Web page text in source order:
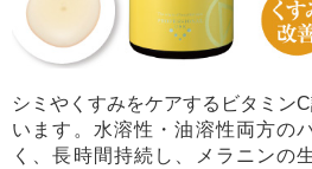
シミやくすみをケアするビタミン
います。水溶性・油溶性両方の
く、長時間持続し、メラニンの